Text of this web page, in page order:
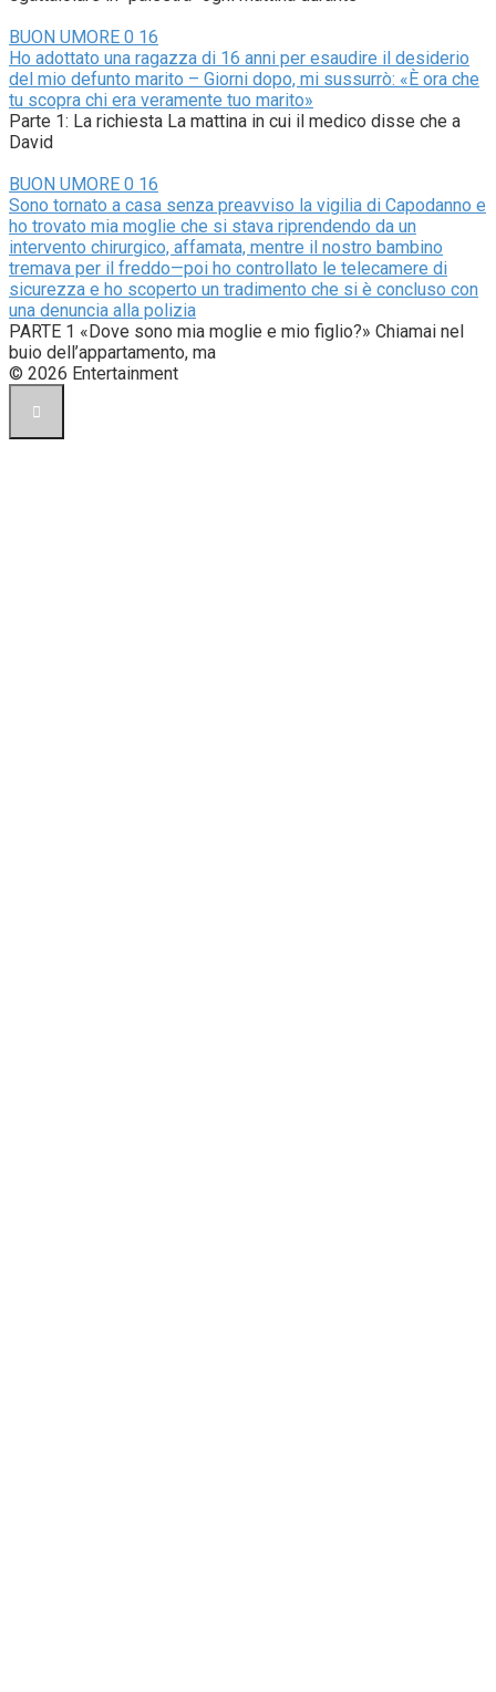
BUON UMORE 0 16
Ho adottato una ragazza di 16 anni per esaudire il desiderio
del mio defunto marito – Giorni dopo, mi sussurrò: «È ora che
tu scopra chi era veramente tuo marito»
Parte 1: La richiesta La mattina in cui il medico disse che a
David
BUON UMORE 0 16
Sono tornato a casa senza preavviso la vigilia di Capodanno e
ho trovato mia moglie che si stava riprendendo da un
intervento chirurgico, affamata, mentre il nostro bambino
tremava per il freddo—poi ho controllato le telecamere di
sicurezza e ho scoperto un tradimento che si è concluso con
una denuncia alla polizia
PARTE 1 «Dove sono mia moglie e mio figlio?» Chiamai nel
buio dell’appartamento, ma
© 2026 Entertainment